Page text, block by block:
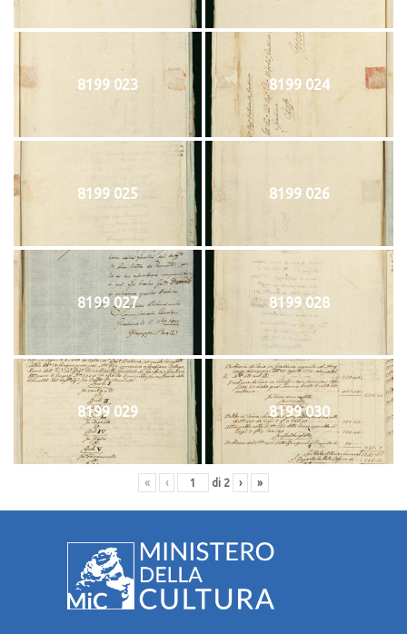
8199 023 8199 024
8199 025 8199 026
8199 027 8199 028
8199 029 8199 030
« ‹ di 2 › »